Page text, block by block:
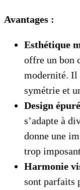
Avantages :
Esthétique
offre un bon
modernité. Il
symétrie et
Design
s’adapte à
donne une
trop
Harmonie
sont parfaits